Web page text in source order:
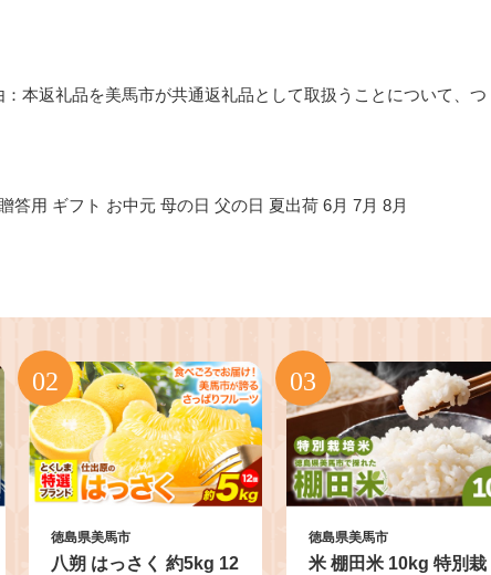
本返礼品を美馬市が共通返礼品として取扱うことについて、つ
答用 ギフト お中元 母の日 父の日 夏出荷 6月 7月 8月
徳島県美馬市
八朔 はっさく 約5kg 12
徳島県美馬市
米 棚田米 10kg 特別栽